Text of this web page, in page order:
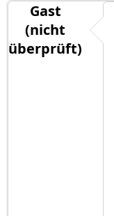
Gast
(nicht
überprüft)